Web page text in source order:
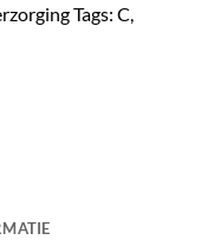
Tags: C,